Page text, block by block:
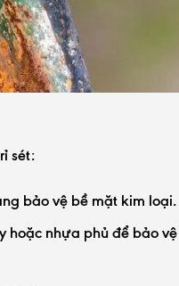
sét:
bảo vệ bề mặt kim loại.
hoặc nhựa phủ để bảo